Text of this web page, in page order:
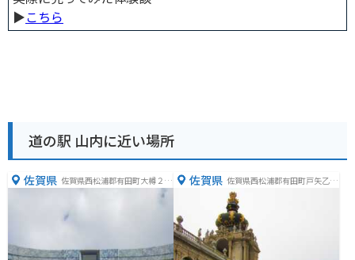
▶︎こちら
道の駅 山内に近い場所
佐賀県 佐賀県西松浦郡有田町大樽２丁
目５−１
佐賀県 佐賀県西松浦郡有田町戸矢乙３
４０−２８